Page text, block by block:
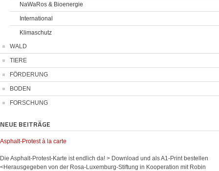
NaWaRos & Bioenergie
International
Klimaschutz
WALD
TIERE
FÖRDERUNG
BODEN
FORSCHUNG
NEUE BEITRÄGE
Asphalt-Protest à la carte
Die Asphalt-Protest-Karte ist endlich da! > Download und als A1-Print bestellen
<Herausgegeben von der Rosa-Luxemburg-Stiftung in Kooperation mit Robin